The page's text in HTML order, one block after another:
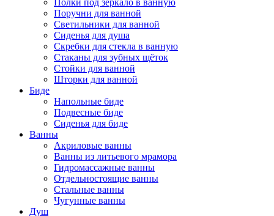
Полки под зеркало в ванную
Поручни для ванной
Светильники для ванной
Сиденья для душа
Скребки для стекла в ванную
Стаканы для зубных щёток
Стойки для ванной
Шторки для ванной
Биде
Напольные биде
Подвесные биде
Сиденья для биде
Ванны
Акриловые ванны
Ванны из литьевого мрамора
Гидромассажные ванны
Отдельностоящие ванны
Стальные ванны
Чугунные ванны
Душ